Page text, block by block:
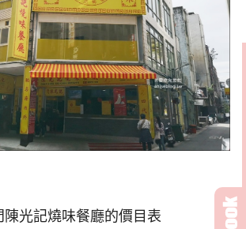
陳光記燒味餐廳的價目表